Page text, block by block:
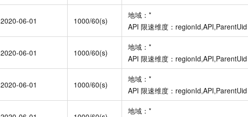
2020-06-01 1000/60(s)
地域： *
API 限速维度： regionId,API,ParentUid
2020-06-01 1000/60(s)
地域： *
API 限速维度： regionId,API,ParentUid
2020-06-01 1000/60(s)
地域： *
API 限速维度： regionId,API,ParentUid
地域： *